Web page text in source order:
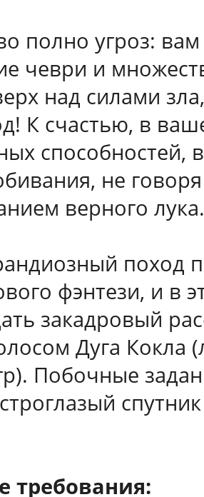
полно угроз:
чеври и
над силами
К счастью, в
не
верного лука.
поход
фэнтези, и в
закадровый
Дуга Кокла
Побочные
требования: